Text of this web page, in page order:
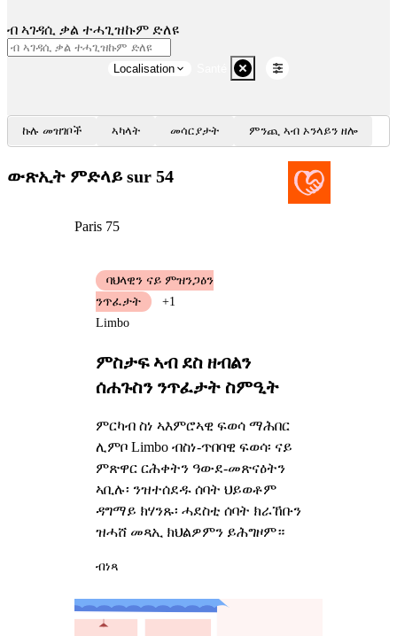
ብ ኣገዳሲ ቃል ተሓጊዝኩም ድለዩ
Localisation
ኩሉ መዝገቦች ኣካላት መሳርያታት ምንጪ ኣብ ኦንላይን ዘሎ
ውጽኢት ምድላይ sur 54
Paris 75
ምስታፍ ኣብ ደስ ዘብልን
ሰሐጉስን ንጥፈታት ስምዒት
ምርካብ ስነ ኣእምሮኣዊ ፍወሳ ማሕበር
ሊምቦ Limbo ብስነ-ጥበባዊ ፍወሳ፡ ናይ
ምጽዋር ርሕቀትን ዓውደ-መጽናዕትን
ኣቢሉ፡ ንዝተሰደዱ ሰባት ህይወቶም
ዳግማይ ክሃንጹ፡ ሓደስቲ ሰባት ክራኸቡን
ዝሓሸ መጻኢ ክህልዎምን ይሕግዞም።
ባህላዊን ናይ ምዝንጋዕን
ንጥፈታት
+1
Limbo
ብነጻ